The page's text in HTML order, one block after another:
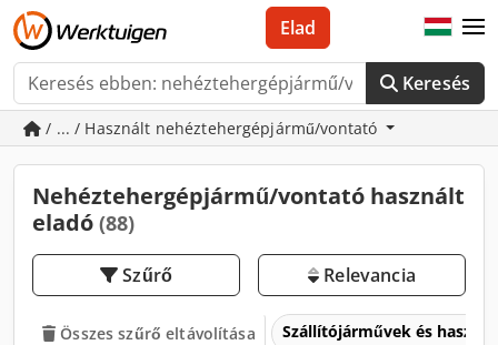
Keresés
Elad
/ ... / Használt nehéztehergépjármű/vontató
Nehéztehergépjármű/vontató használt
eladó (88)
Szűrő Relevancia
Összes szűrő eltávolítása Szállítójárművek és